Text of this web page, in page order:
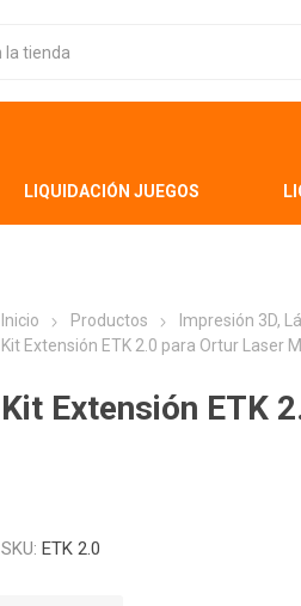
LIQUIDACIÓN JUEGOS
Inicio Productos Impresión 3D,
Kit Extensión ETK 2.0 para Ortur Laser
Kit Extensión ETK
SKU: ETK 2.0